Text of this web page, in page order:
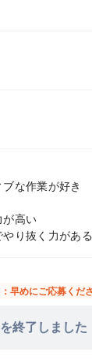
な作業が好き
が高い
やり抜く力がある
早めにご応募くだ
終了しました